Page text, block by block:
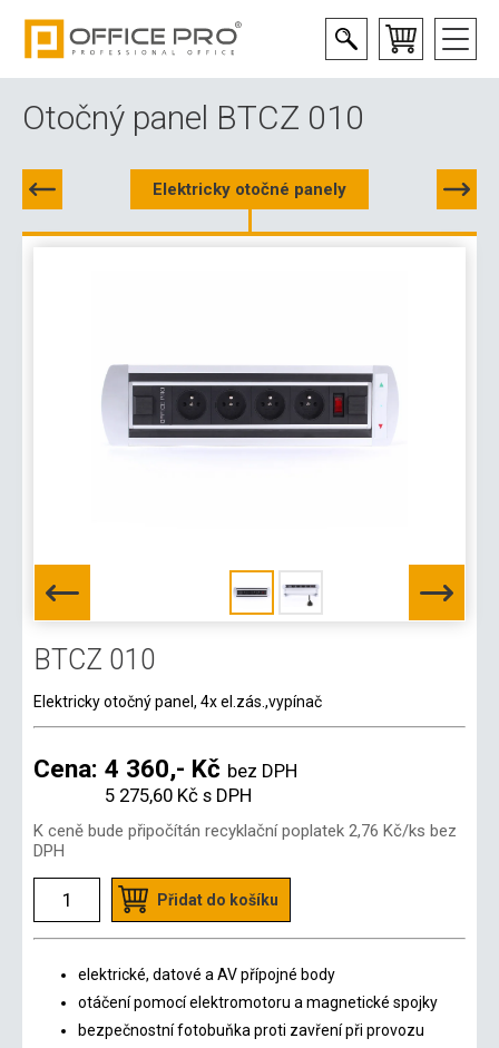
Otočný panel BTCZ 010
Elektricky otočné panely
BTCZ 010
Elektricky otočný panel, 4x el.zás.,vypínač
Cena: 4 360,- Kč bez DPH
5 275,60 Kč s DPH
K ceně bude připočítán recyklační poplatek 2,76 Kč/ks bez
DPH
Přidat do košíku
elektrické, datové a AV přípojné body
otáčení pomocí elektromotoru a magnetické spojky
bezpečnostní fotobuňka proti zavření při provozu